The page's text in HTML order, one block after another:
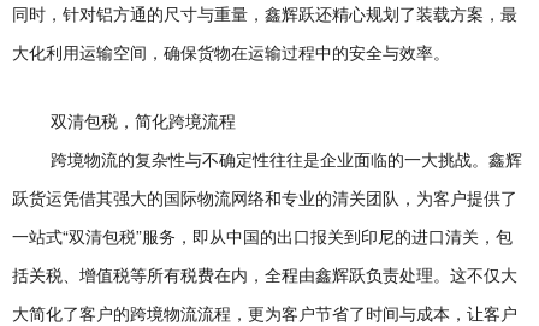
同时，针对铝方通的尺寸与重量，鑫辉跃还精心规划了装载方案，最
大化利用运输空间，确保货物在运输过程中的安全与效率。
双清包税，简化跨境流程
跨境物流的复杂性与不确定性往往是企业面临的一大挑战。鑫辉
跃货运凭借其强大的国际物流网络和专业的清关团队，为客户提供了
一站式“双清包税”服务，即从中国的出口报关到印尼的进口清关，包
括关税、增值税等所有税费在内，全程由鑫辉跃负责处理。这不仅大
大简化了客户的跨境物流流程，更为客户节省了时间与成本，让客户